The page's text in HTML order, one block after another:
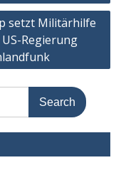
setzt Militärhilfe
Regierung